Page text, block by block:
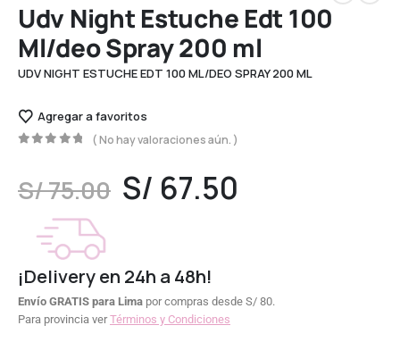
Udv Night Estuche Edt 100
Ml/deo Spray 200 ml
UDV NIGHT ESTUCHE EDT 100 ML/DEO SPRAY 200 ML
Agregar a favoritos
( No hay valoraciones aún. )
S/75.00 S/ 67.50
¡Delivery en 24h a 48h!
Envío GRATIS para Lima por compras desde S/ 80.
Para provincia verTérminos y Condiciones